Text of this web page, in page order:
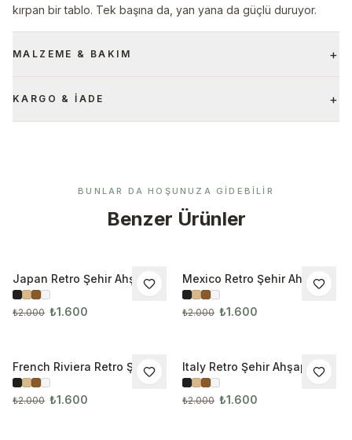
kırpan bir tablo. Tek başına da, yan yana da güçlü duruyor.
MALZEME & BAKIM +
KARGO & İADE +
BUNLAR DA HOŞUNUZA GIDEBILIR
Benzer Ürünler
İNDIRIM
Japan Retro Şehir Ahşap
Çerçeveli Tablo 1023
₺2.000 ₺1.600
İNDIRIM
Mexico Retro Şehir Ahşap
Çerçeveli Tablo
₺2.000 ₺1.600
İNDIRIM
French Riviera Retro Şehir
Ahşap Çerçeveli Tablo
₺2.000 ₺1.600
İNDIRIM
Italy Retro Şehir Ahşap
Çerçeveli Tablo 1026
₺2.000 ₺1.600